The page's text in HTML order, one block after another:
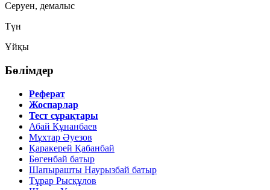
Серуен, демалыс
Түн
Ұйқы
Бөлімдер
Реферат
Жоспарлар
Тест сұрақтары
Абай Құнанбаев
Мұхтар Әуезов
Қаракерей Қабанбай
Бөгенбай батыр
Шапырашты Наурызбай батыр
Тұрар Рысқұлов